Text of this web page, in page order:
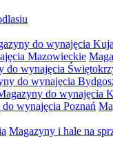
do wynajęcia
Mazowieckie
do wynajęcia
do wynajęcia
do wynajęcia
wynajęcia Poznań
Magazyny i hale na